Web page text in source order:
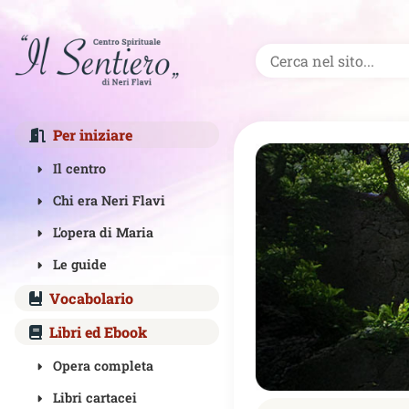
Per iniziare
Il centro
Chi era Neri Flavi
L'opera di Maria
Le guide
Vocabolario
Libri ed Ebook
Opera completa
Libri cartacei